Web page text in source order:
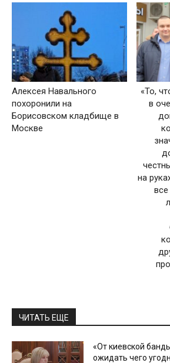
Алексея Навального
похоронили на
Борисовском кладбище в
Москве
«То,
в
на
ЧИТАТЬ ЕЩЕ
«От киевской
ожидать чего